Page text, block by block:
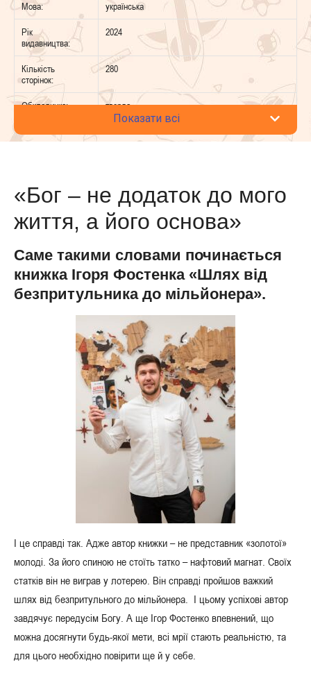
Мова: українська
Рік
видавництва:
2024
Кількість
сторінок:
280
Обкладинка: тверда
Показати всі
«Бог – не додаток до мого
життя, а його основа»
Саме такими словами починається
книжка Ігоря Фостенка «Шлях від
безпритульника до мільйонера».
І це справді так. Адже автор книжки – не представник «золотої»
молоді. За його спиною не стоїть татко – нафтовий магнат. Своїх
статків він не виграв у лотерею. Він справді пройшов важкий
шлях від безпритульного до мільйонера. І цьому успіхові автор
завдячує передусім Богу. А ще Ігор Фостенко впевнений, що
можна досягнути будь-якої мети, всі мрії стають реальністю, та
для цього необхідно повірити ще й у себе.